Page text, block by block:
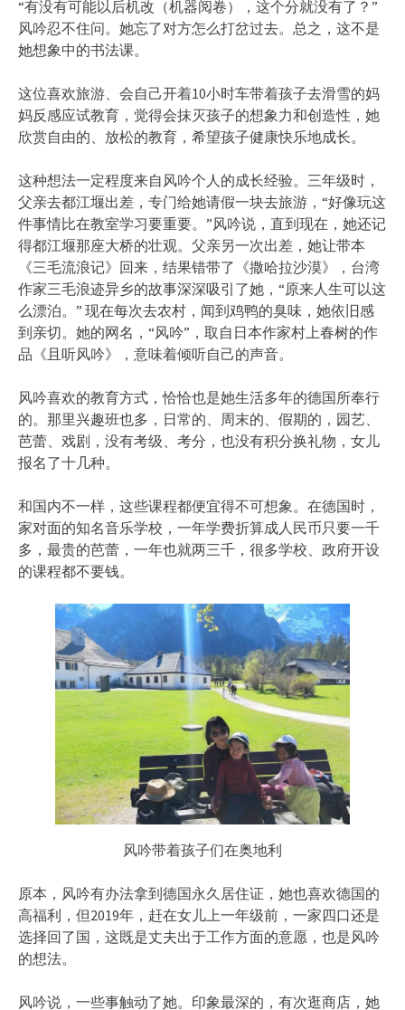
“有没有可能以后机改（机器阅卷），这个分就没有了？”
风吟忍不住问。她忘了对方怎么打岔过去。总之，这不是
她想象中的书法课。
这位喜欢旅游、会自己开着10小时车带着孩子去滑雪的妈
妈反感应试教育，觉得会抹灭孩子的想象力和创造性，她
欣赏自由的、放松的教育，希望孩子健康快乐地成长。
这种想法一定程度来自风吟个人的成长经验。三年级时，
父亲去都江堰出差，专门给她请假一块去旅游，“好像玩这
件事情比在教室学习要重要。”风吟说，直到现在，她还记
得都江堰那座大桥的壮观。父亲另一次出差，她让带本
《三毛流浪记》回来，结果错带了《撒哈拉沙漠》，台湾
作家三毛浪迹异乡的故事深深吸引了她，“原来人生可以这
么漂泊。” 现在每次去农村，闻到鸡鸭的臭味，她依旧感
到亲切。她的网名，“风吟”，取自日本作家村上春树的作
品《且听风吟》，意味着倾听自己的声音。
风吟喜欢的教育方式，恰恰也是她生活多年的德国所奉行
的。那里兴趣班也多，日常的、周末的、假期的，园艺、
芭蕾、戏剧，没有考级、考分，也没有积分换礼物，女儿
报名了十几种。
和国内不一样，这些课程都便宜得不可想象。在德国时，
家对面的知名音乐学校，一年学费折算成人民币只要一千
多，最贵的芭蕾，一年也就两三千，很多学校、政府开设
的课程都不要钱。
风吟带着孩子们在奥地利
原本，风吟有办法拿到德国永久居住证，她也喜欢德国的
高福利，但2019年，赶在女儿上一年级前，一家四口还是
选择回了国，这既是丈夫出于工作方面的意愿，也是风吟
的想法。
风吟说，一些事触动了她。印象最深的，有次逛商店，她